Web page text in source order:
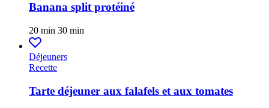
Banana split protéiné
20 min 30 min
Déjeuners
Recette
Tarte déjeuner aux falafels et aux tomates